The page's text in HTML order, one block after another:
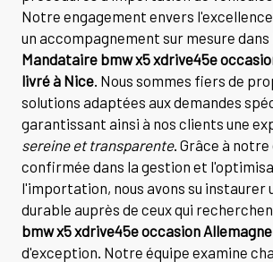
Notre engagement envers
un accompagnement sur mesure
Mandataire bmw x5 xdrive45e
livré à Nice. Nous sommes fiers de
solutions adaptées aux demandes
garantissant ainsi à nos clients une
sereine et transparente. Grâce à
confirmée dans la gestion et
l'importation, nous avons su instaurer
durable auprès de ceux qui
bmw x5 xdrive45e occasion
d'exception. Notre équipe examine